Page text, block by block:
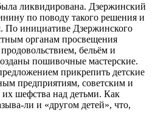
ликвидирована. Дзержинский
по поводу такого решения и
По инициативе Дзержинского
органам просвещения
бельём и
пошивочные мастерские.
прикрепить детские
предприятиям, советским и
шефства над детьми. Как
ли и «другом детей», что,